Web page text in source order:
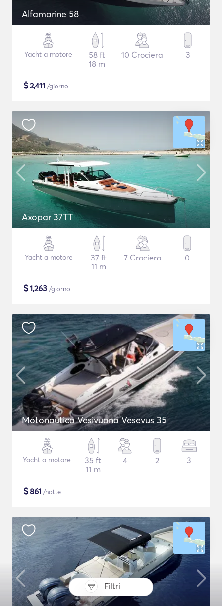
Filtri
Alfamarine 58
Yacht a motore
58 ft
18 m
10 Crociera 3
$2,411 /giorno
Axopar 37TT
Yacht a motore
37 ft
11 m
7 Crociera 0
$1,263 /giorno
Motonautica Vesivuana Vesevus 35
Yacht a motore
35 ft
11 m
4 2 3
$861 /notte